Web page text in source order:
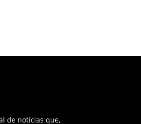
de noticias que,